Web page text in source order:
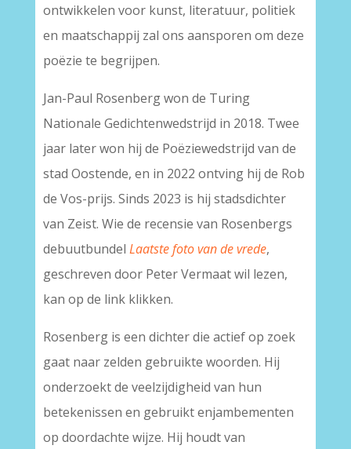
ontwikkelen voor kunst, literatuur, politiek
en maatschappij zal ons aansporen om deze
poëzie te begrijpen.
Jan-Paul Rosenberg won de Turing
Nationale Gedichtenwedstrijd in 2018. Twee
jaar later won hij de Poëziewedstrijd van de
stad Oostende, en in 2022 ontving hij de Rob
de Vos-prijs. Sinds 2023 is hij stadsdichter
van Zeist. Wie de recensie van Rosenbergs
debuutbundel Laatste foto van de vrede,
geschreven door Peter Vermaat wil lezen,
kan op de link klikken.
Rosenberg is een dichter die actief op zoek
gaat naar zelden gebruikte woorden. Hij
onderzoekt de veelzijdigheid van hun
betekenissen en gebruikt enjambementen
op doordachte wijze. Hij houdt van